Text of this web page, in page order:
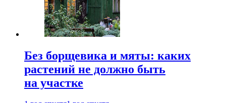
Без борщевика и мяты: каких
растений не должно быть
на участке